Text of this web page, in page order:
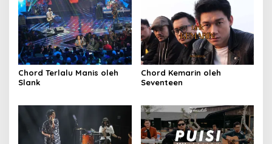
Chord Terlalu Manis oleh
Slank
Chord Kemarin oleh
Seventeen